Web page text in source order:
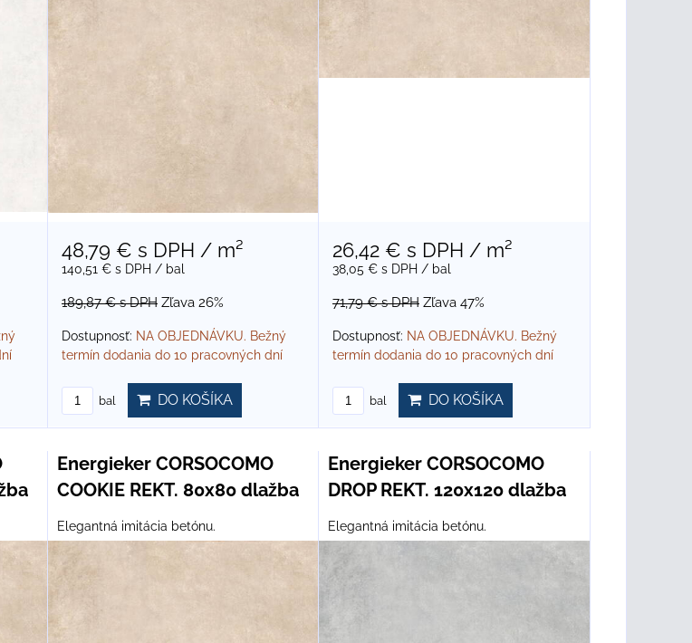
48,79 € s DPH / m²
140,51 € s DPH / bal
189,87 €s DPH Zľava 26%
Dostupnosť: NA OBJEDNÁVKU. Bežný
termín dodania do 10 pracovných dní
bal DO KOŠÍKA
26,42 € s DPH / m²
38,05 €s DPH / bal
71,79 €s DPH Zľava 47%
Dostupnosť: NA OBJEDNÁVKU. Bežný
termín dodania do 10 pracovných dní
bal DO KOŠÍKA
Energieker CORSOCOMO
COOKIE REKT. 80x80 dlažba
Elegantná imitácia betónu.
Energieker CORSOCOMO
DROP REKT. 120x120 dlažba
Elegantná imitácia betónu.